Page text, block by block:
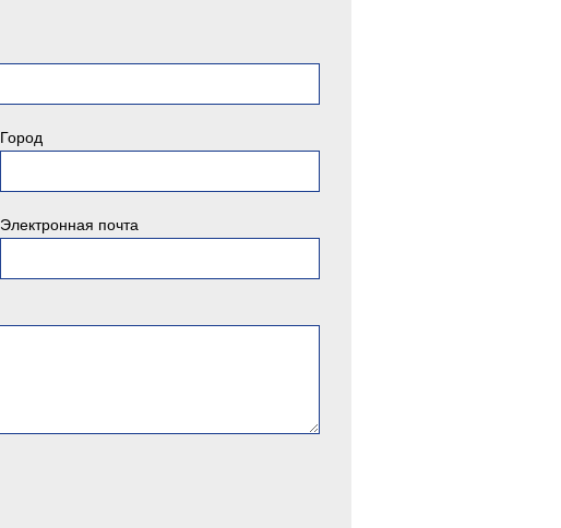
Город
Электронная почта